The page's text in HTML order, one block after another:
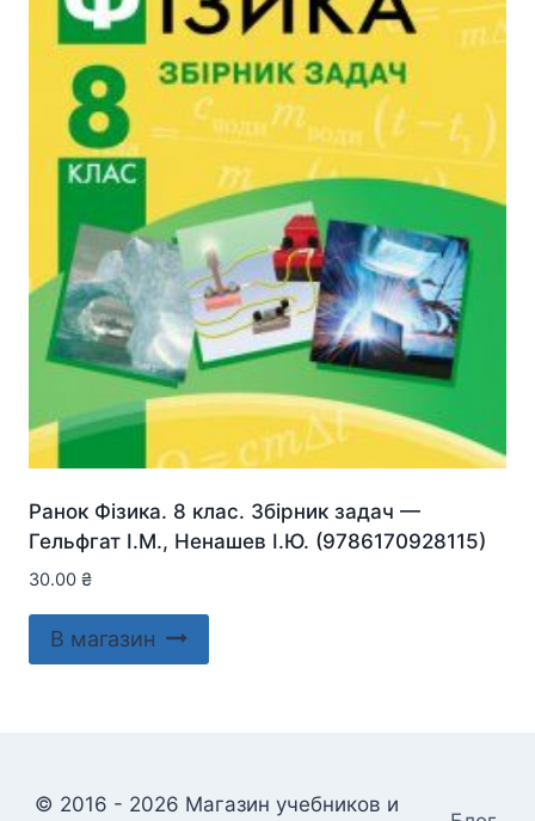
Ранок Фізика. 8 клас. Збірник задач —
Гельфгат І.М., Ненашев І.Ю. (9786170928115)
30.00 ₴
В магазин
© 2016 - 2026 Магазин учебников и